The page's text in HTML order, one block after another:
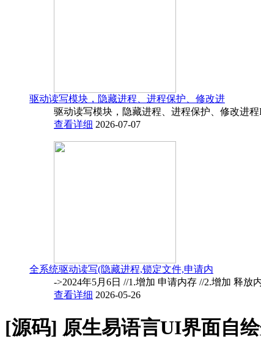
驱动读写模块，隐藏进程、进程保护、修改进
驱动读写模块，隐藏进程、进程保护、修改进
查看详细 2026-07-07
全系统驱动读写(隐藏进程,锁定文件,申请内
->2024年5月6日 //1.增加 申请内存 //2.增加 释放
查看详细 2026-05-26
[源码] 原生易语言UI界面自